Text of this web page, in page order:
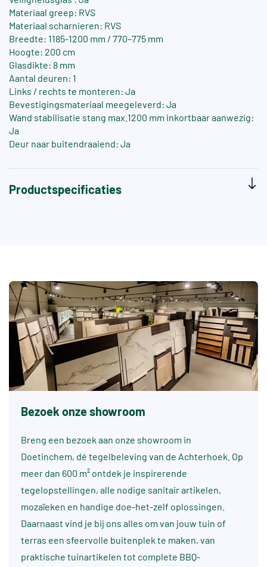
Materiaal greep: RVS
Materiaal scharnieren: RVS
Breedte: 1185-1200 mm / 770–775 mm
Hoogte: 200 cm
Glasdikte: 8 mm
Aantal deuren: 1
Links / rechts te monteren: Ja
Bevestigingsmateriaal meegeleverd: Ja
Wand stabilisatie stang max.1200 mm inkortbaar aanwezig:
Ja
Deur naar buitendraaiend: Ja
Productspecificaties
Bezoek onze showroom
Breng een bezoek aan onze showroom in
Doetinchem, dé tegelbeleving van de Achterhoek. Op
meer dan 600 m² ontdek je inspirerende
tegelopstellingen, alle nodige sanitair artikelen,
mozaïeken en handige doe-het-zelf oplossingen.
Daarnaast vind je bij ons alles om van jouw tuin of
terras een sfeervolle buitenplek te maken, van
praktische tuinartikelen tot complete BBQ-